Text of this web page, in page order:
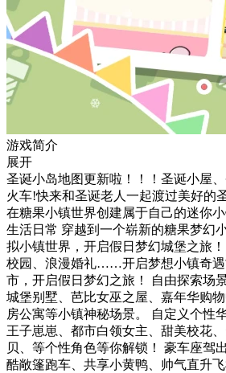
游戏简介
展开
圣诞小岛地图更新啦！！！圣诞小屋
火车!快来和圣诞老人一起渡过美好的
在糖果小镇世界创建属于自己的迷你
生活日常 穿越到一个崭新的糖果梦幻
拟小镇世界，开启假日梦幻城堡之旅
校园、浪漫婚礼……开启梦想小镇奇遇
市，开启假日梦幻之旅！ 自由探索场
城堡别墅、芭比女巫之屋、嘉年华购
房公寓等小镇神秘场景。 自定义个性
王子崽崽、都市白领女主、甜美校花
贝、等个性角色等你解锁！ 豪车座驾
酷敞篷跑车、共享小黄鸭、帅气直升